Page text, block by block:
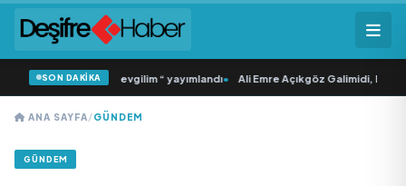
SON DAKİKA
“Donacaksın Sevgilim “ yayımlandı• Ali Emre Açıkgöz Galimidi, Eski AB
ANA SAYFA/GÜNDEM
GÜNDEM